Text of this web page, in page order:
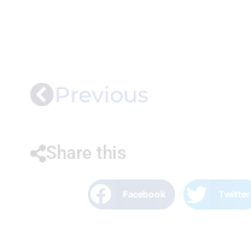
Previous
Share this
Facebook Twitter